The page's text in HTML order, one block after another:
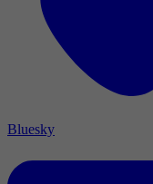
Bluesky